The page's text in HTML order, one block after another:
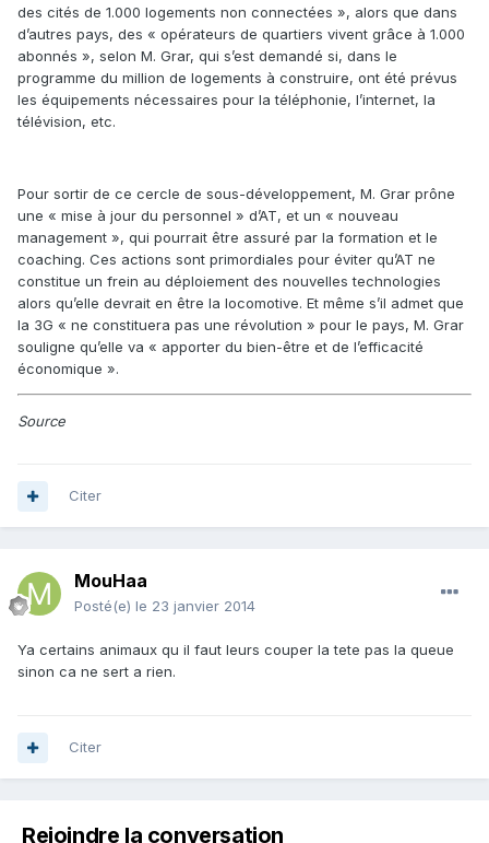
des cités de 1.000 logements non connectées », alors que dans
d’autres pays, des « opérateurs de quartiers vivent grâce à 1.000
abonnés », selon M. Grar, qui s’est demandé si, dans le
programme du million de logements à construire, ont été prévus
les équipements nécessaires pour la téléphonie, l’internet, la
télévision, etc.
Pour sortir de ce cercle de sous-développement, M. Grar prône
une « mise à jour du personnel » d’AT, et un « nouveau
management », qui pourrait être assuré par la formation et le
coaching. Ces actions sont primordiales pour éviter qu’AT ne
constitue un frein au déploiement des nouvelles technologies
alors qu’elle devrait en être la locomotive. Et même s’il admet que
la 3G « ne constituera pas une révolution » pour le pays, M. Grar
souligne qu’elle va « apporter du bien-être et de l’efficacité
économique ».
Source
Citer
MouHaa
Posté(e) le 23 janvier 2014
Ya certains animaux qu il faut leurs couper la tete pas la queue
sinon ca ne sert a rien.
Citer
Rejoindre la conversation